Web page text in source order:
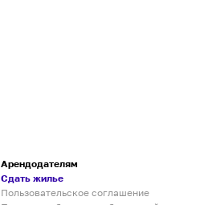
Арендодателям
Сдать жилье
Пользовательское соглашение